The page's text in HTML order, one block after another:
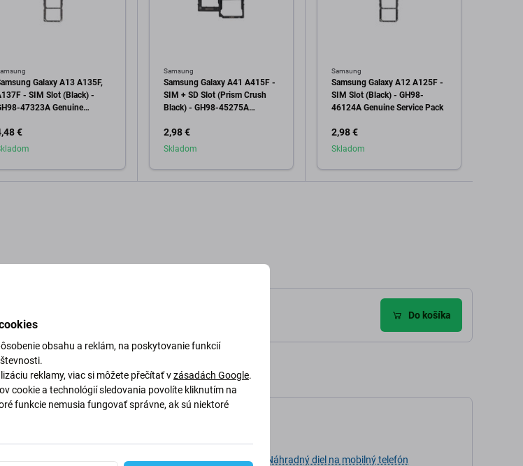
Galaxy A13 A135F,
- SIM Slot (Black) -
47323A Genuine
€
Samsung
Samsung Galaxy A41 A415F -
SIM + SD Slot (Prism Crush
Black) - GH98-45275A
2,98 €
Skladom
Samsung
Samsung Galaxy A12 A125F -
SIM Slot (Black) - GH98-
46124A Genuine Service Pack
2,98 €
Skladom
Do košíka
Galaxy
Typ zariadenia Náhradný diel na mobilný telefón
obsahu a reklám, na poskytovanie funkcií
reklamy, viac si môžete přečítať vzásadách Google.
cookie a technológií sledovania povolíte kliknutím na
funkcie nemusia fungovať správne, ak sú niektoré